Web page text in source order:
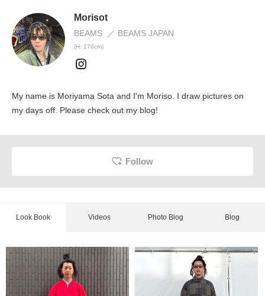
Morisot
BEAMS BEAMS JAPAN
(H: 170cm)
My name is Moriyama Sota and I'm Moriso. I draw pictures on
my days off. Please check out my blog!
Follow
Look Book Videos Photo Blog Blog